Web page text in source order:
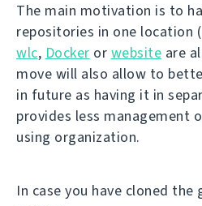
The main motivation is to
repositories in one location
wlc, Docker or website are
move will also allow to
in future as having it in
provides less management
using organization.
In case you have cloned